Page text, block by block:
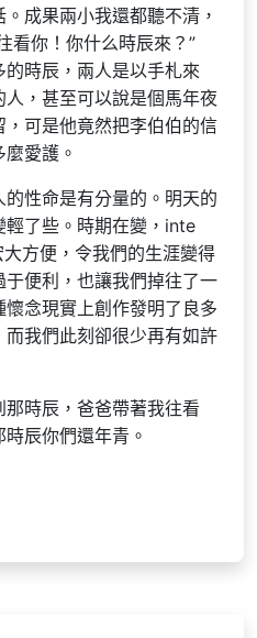
成果兩小我還都聽不清，
看你！你什么時辰來？”
的時辰，兩人是以手札來
，甚至可以說是個馬年夜
可是他竟然把李伯伯的信
愛護。
性命是有分量的。明天的
輕了些。時期在變，inte
方便，令我們的生涯變得
于便利，也讓我們掉往了一
念現實上創作發明了良多
我們此刻卻很少再有如許
時辰，爸爸帶著我往看
辰你們還年青。